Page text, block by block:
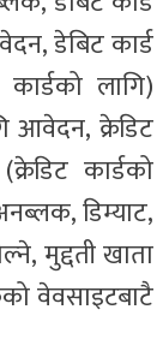
डेबिट कार्ड
लागि)
आवेदन, क्रेडिट
कार्डको
डिम्याट,
मुद्दती खाता
वेवसाइटबाटै